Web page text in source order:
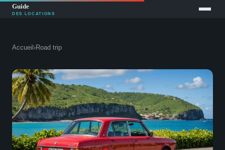
Accueil ›Road trip